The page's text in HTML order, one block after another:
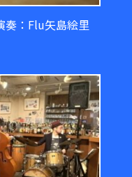
奏：Flu矢島絵里